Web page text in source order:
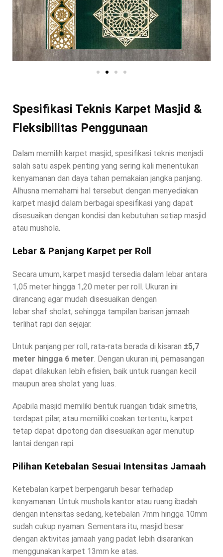
Spesifikasi Teknis Karpet Masjid &
Fleksibilitas Penggunaan
Dalam memilih karpet masjid, spesifikasi teknis menjadi
salah satu aspek penting yang sering kali menentukan
kenyamanan dan daya tahan pemakaian jangka panjang.
Alhusna memahami hal tersebut dengan menyediakan
karpet masjid dalam berbagai spesifikasi yang dapat
disesuaikan dengan kondisi dan kebutuhan setiap masjid
atau mushola.
Lebar & Panjang Karpet per Roll
Secara umum, karpet masjid tersedia dalam lebar antara
1,05 meter hingga 1,20 meter per roll. Ukuran ini
dirancang agar mudah disesuaikan dengan
lebar shaf sholat, sehingga tampilan barisan jamaah
terlihat rapi dan sejajar.
Untuk panjang per roll, rata-rata berada di kisaran ±5,7
meter hingga 6 meter . Dengan ukuran ini, pemasangan
dapat dilakukan lebih efisien, baik untuk ruangan kecil
maupun area sholat yang luas.
Apabila masjid memiliki bentuk ruangan tidak simetris,
terdapat pilar, atau memiliki coakan tertentu, karpet
tetap dapat dipotong dan disesuaikan agar menutup
lantai dengan rapi.
Pilihan Ketebalan Sesuai Intensitas Jamaah
Ketebalan karpet berpengaruh besar terhadap
kenyamanan. Untuk mushola kantor atau ruang ibadah
dengan intensitas sedang, ketebalan 7mm hingga 10mm
sudah cukup nyaman. Sementara itu, masjid besar
dengan aktivitas jamaah yang padat lebih disarankan
menggunakan karpet 13mm ke atas.